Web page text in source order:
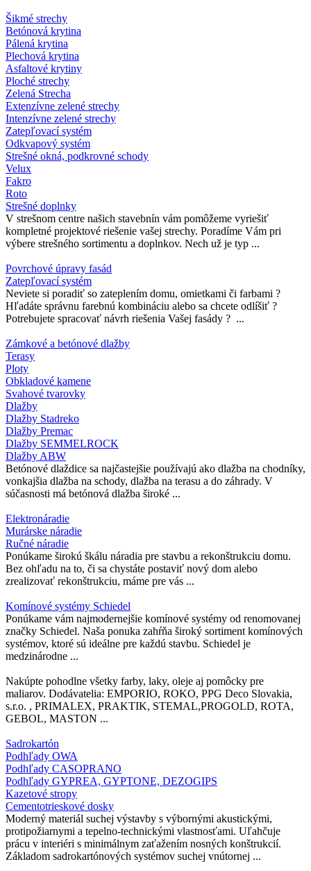
Šikmé strechy
Betónová krytina
Pálená krytina
Plechová krytina
Asfaltové krytiny
Ploché strechy
Zelená Strecha
Extenzívne zelené strechy
Intenzívne zelené strechy
Zatepľovací systém
Odkvapový systém
Strešné okná, podkrovné schody
Velux
Fakro
Roto
Strešné doplnky
V strešnom centre našich stavebnín vám pomôžeme vyriešiť
kompletné projektové riešenie vašej strechy. Poradíme Vám pri
výbere strešného sortimentu a doplnkov. Nech už je typ ...
Povrchové úpravy fasád
Zatepľovací systém
Neviete si poradiť so zateplením domu, omietkami či farbami ?
Hľadáte správnu farebnú kombináciu alebo sa chcete odlíšiť ?
Potrebujete spracovať návrh riešenia Vašej fasády ? ...
Zámkové a betónové dlažby
Terasy
Ploty
Obkladové kamene
Svahové tvarovky
Dlažby
Dlažby Stadreko
Dlažby Premac
Dlažby SEMMELROCK
Dlažby ABW
Betónové dlaždice sa najčastejšie používajú ako dlažba na chodníky,
vonkajšia dlažba na schody, dlažba na terasu a do záhrady. V
súčasnosti má betónová dlažba široké ...
Elektronáradie
Murárske náradie
Ručné náradie
Ponúkame širokú škálu náradia pre stavbu a rekonštrukciu domu.
Bez ohľadu na to, či sa chystáte postaviť nový dom alebo
zrealizovať rekonštrukciu, máme pre vás ...
Komínové systémy Schiedel
Ponúkame vám najmodernejšie komínové systémy od renomovanej
značky Schiedel. Naša ponuka zahŕňa široký sortiment komínových
systémov, ktoré sú ideálne pre každú stavbu. Schiedel je
medzinárodne ...
Nakúpte pohodlne všetky farby, laky, oleje aj pomôcky pre
maliarov. Dodávatelia: EMPORIO, ROKO, PPG Deco Slovakia,
s.r.o. , PRIMALEX, PRAKTIK, STEMAL,PROGOLD, ROTA,
GEBOL, MASTON ...
Sadrokartón
Podhľady OWA
Podhľady CASOPRANO
Podhľady GYPREA, GYPTONE, DEZOGIPS
Kazetové stropy
Cementotrieskové dosky
Moderný materiál suchej výstavby s výbornými akustickými,
protipožiarnymi a tepelno-technickými vlastnosťami. Uľahčuje
prácu v interiéri s minimálnym zaťažením nosných konštrukcií.
Základom sadrokartónových systémov suchej vnútornej ...